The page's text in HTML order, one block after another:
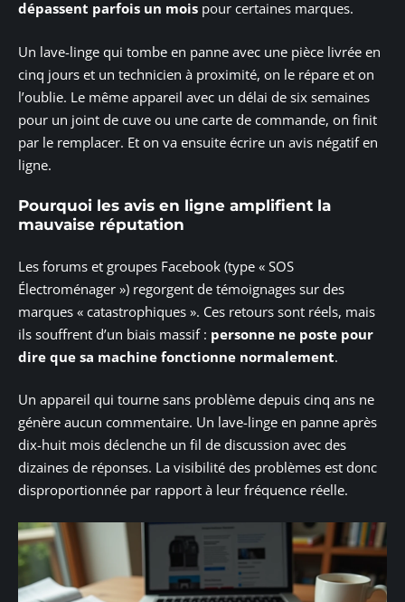
dépassent parfois un mois pour certaines marques.
Un lave-linge qui tombe en panne avec une pièce livrée en
cinq jours et un technicien à proximité, on le répare et on
l’oublie. Le même appareil avec un délai de six semaines
pour un joint de cuve ou une carte de commande, on finit
par le remplacer. Et on va ensuite écrire un avis négatif en
ligne.
Pourquoi les avis en ligne amplifient la
mauvaise réputation
Les forums et groupes Facebook (type « SOS
Électroménager ») regorgent de témoignages sur des
marques « catastrophiques ». Ces retours sont réels, mais
ils souffrent d’un biais massif : personne ne poste pour
dire que sa machine fonctionne normalement.
Un appareil qui tourne sans problème depuis cinq ans ne
génère aucun commentaire. Un lave-linge en panne après
dix-huit mois déclenche un fil de discussion avec des
dizaines de réponses. La visibilité des problèmes est donc
disproportionnée par rapport à leur fréquence réelle.